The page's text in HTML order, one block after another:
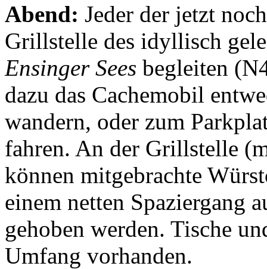
Abend: Jeder der jetzt
Grillstelle des idyllisch
Ensinger Sees begleiten
dazu das Cachemobil
wandern, oder zum
fahren. An der Grillstelle
können mitgebrachte
einem netten Spaziergang
gehoben werden. Tische
Umfang vorhanden.